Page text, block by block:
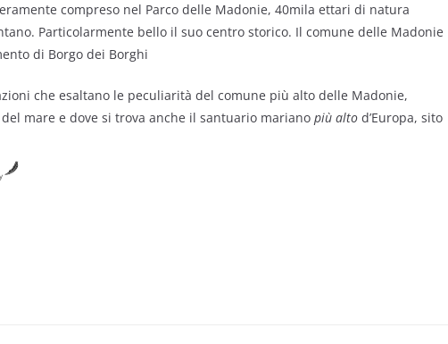
compreso nel Parco delle Madonie, 40mila ettari di natura
Particolarmente bello il suo centro storico. Il comune delle Madonie
di Borgo dei Borghi
che esaltano le peculiarità del comune più alto delle Madonie,
mare e dove si trova anche il santuario mariano più alto d’Europa, sito